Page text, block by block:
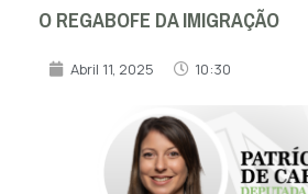
O REGABOFE DA IMIGRAÇÃO
Abril 11, 2025 10:30